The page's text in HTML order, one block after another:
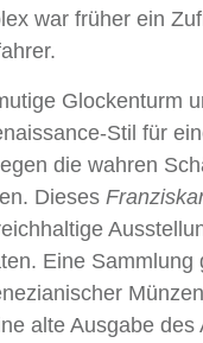
war früher ein
Glockenturm
Stil für
die wahren
Dieses
Eine Sammlung
alte Ausgabe des